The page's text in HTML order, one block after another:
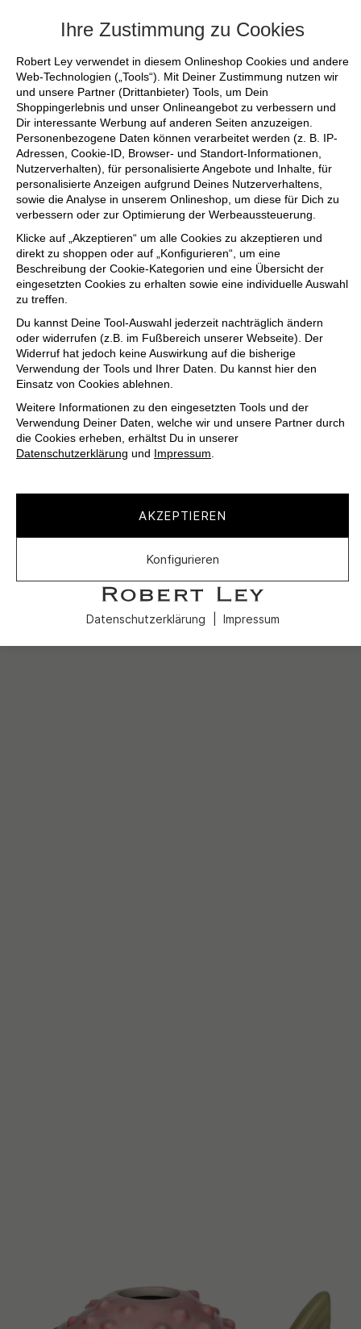
Ihre Zustimmung zu Cookies
Robert Ley verwendet in diesem Onlineshop Cookies und andere
Web-Technologien („Tools“). Mit Deiner Zustimmung nutzen wir
und unsere Partner (Drittanbieter) Tools, um Dein
Shoppingerlebnis und unser Onlineangebot zu verbessern und
Dir interessante Werbung auf anderen Seiten anzuzeigen.
Personenbezogene Daten können verarbeitet werden (z. B. IP-
Adressen, Cookie-ID, Browser- und Standort-Informationen,
Nutzerverhalten), für personalisierte Angebote und Inhalte, für
personalisierte Anzeigen aufgrund Deines Nutzerverhaltens,
sowie die Analyse in unserem Onlineshop, um diese für Dich zu
verbessern oder zur Optimierung der Werbeaussteuerung.
Klicke auf „Akzeptieren“ um alle Cookies zu akzeptieren und
direkt zu shoppen oder auf „Konfigurieren“, um eine
Beschreibung der Cookie-Kategorien und eine Übersicht der
eingesetzten Cookies zu erhalten sowie eine individuelle Auswahl
zu treffen.
Du kannst Deine Tool-Auswahl jederzeit nachträglich ändern
oder widerrufen (z.B. im Fußbereich unserer Webseite). Der
Widerruf hat jedoch keine Auswirkung auf die bisherige
Verwendung der Tools und Ihrer Daten. Du kannst hier den
Einsatz von Cookies ablehnen.
Weitere Informationen zu den eingesetzten Tools und der
Verwendung Deiner Daten, welche wir und unsere Partner durch
die Cookies erheben, erhältst Du in unserer
Datenschutzerklärung und Impressum.
AKZEPTIEREN
Konfigurieren
Datenschutzerklärung Impressum